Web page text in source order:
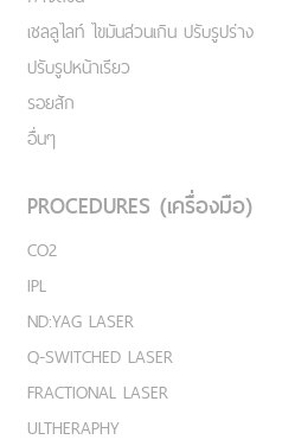
เชลลูไลท์ ไขมันส่วนเกิน ปรับรูปร่าง
ปรับรูปหน้าเรียว
รอยสัก
อื่นๆ
PROCEDURES (เครื่องมือ)
CO2
IPL
ND:YAG LASER
Q-SWITCHED LASER
FRACTIONAL LASER
ULTHERAPHY